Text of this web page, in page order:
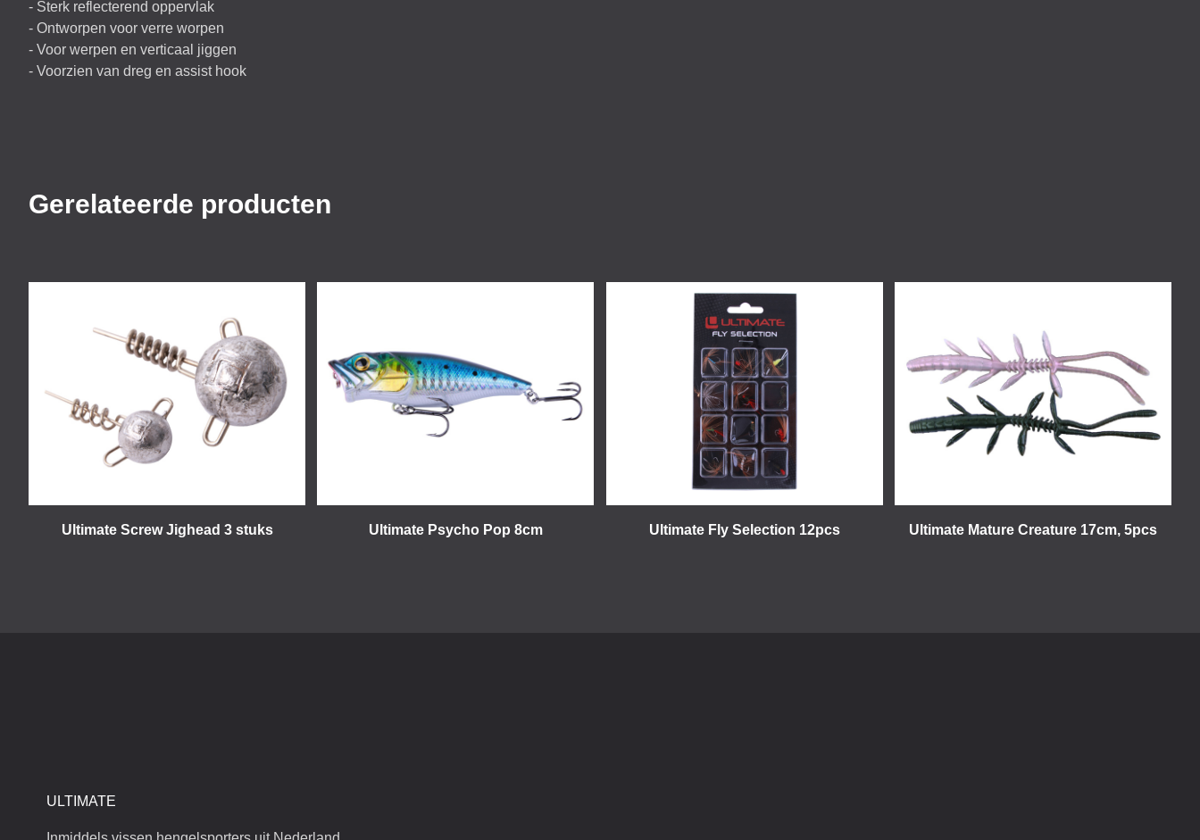
- Sterk reflecterend oppervlak
- Ontworpen voor verre worpen
- Voor werpen en verticaal jiggen
- Voorzien van dreg en assist hook
Gerelateerde producten
Ultimate Screw Jighead 3 stuks Ultimate Psycho Pop 8cm Ultimate Fly Selection 12pcs Ultimate Mature Creature 17cm, 5pcs
ULTIMATE